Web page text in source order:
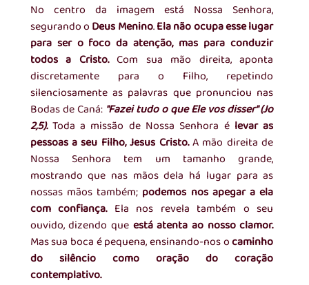
No centro da imagem está Nossa Senhora,
segurando o Deus Menino. Ela não ocupa esse lugar
para ser o foco da atenção, mas para conduzir
todos a Cristo. Com sua mão direita, aponta
discretamente para o Filho, repetindo
silenciosamente as palavras que pronunciou nas
Bodas de Caná: "Fazei tudo o que Ele vos disser" (Jo
2,5). Toda a missão de Nossa Senhora é levar as
pessoas a seu Filho, Jesus Cristo. A mão direita de
Nossa Senhora tem um tamanho grande,
mostrando que nas mãos dela há lugar para as
nossas mãos também; podemos nos apegar a ela
com confiança. Ela nos revela também o seu
ouvido, dizendo que
está atenta ao nosso clamor.
Mas sua boca é pequena, ensinando-nos o caminho
do silêncio como oração do coração
contemplativo.